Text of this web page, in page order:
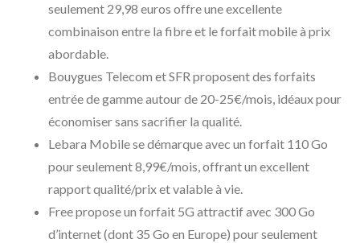
seulement 29,98 euros offre une excellente
combinaison entre la fibre et le forfait mobile à prix
abordable.
Bouygues Telecom et SFR proposent des forfaits
entrée de gamme autour de 20-25€/mois, idéaux pour
économiser sans sacrifier la qualité.
Lebara Mobile se démarque avec un forfait 110 Go
pour seulement 8,99€/mois, offrant un excellent
rapport qualité/prix et valable à vie.
Free propose un forfait 5G attractif avec 300 Go
d’internet (dont 35 Go en Europe) pour seulement